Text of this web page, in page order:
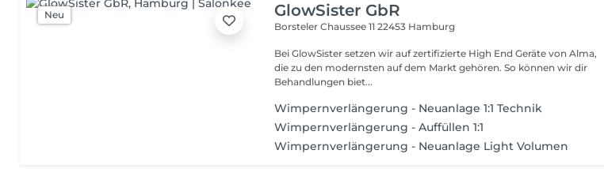
Neu GlowSister GbR
Borsteler Chaussee 1122453 Hamburg
Bei GlowSister setzen wir auf zertifizierte High End Geräte von Alma,
die zu den modernsten auf dem Markt gehören. So können wir dir
Behandlungen biet...
Wimpernverlängerung - Neuanlage 1:1 Technik
Wimpernverlängerung - Auffüllen 1:1
Wimpernverlängerung - Neuanlage Light Volumen